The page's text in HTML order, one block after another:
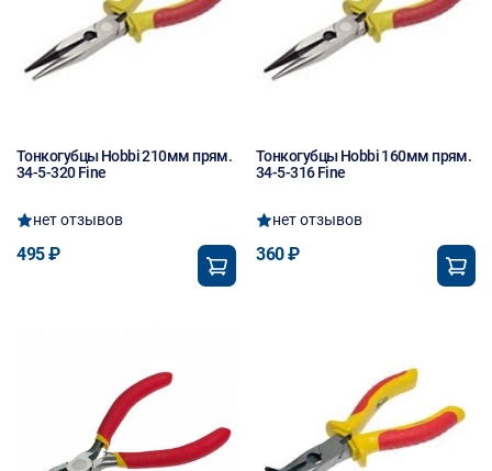
Тонкогубцы Hobbi 210мм прям.
34-5-320 Fine
нет отзывов
495 ₽
Тонкогубцы Hobbi 160мм прям.
34-5-316 Fine
нет отзывов
360 ₽